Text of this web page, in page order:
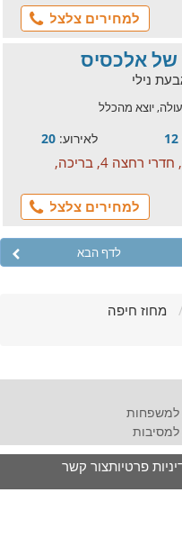
למחירים צלצל
של אלכסיס
נילי
יוצא מהכלל
12 לאירוע: 20
חדרי שינה 5, חדרי רחצה 4, בריכה,
למחירים צלצל
לדף הבא
מחוז חיפה
למשפחות
למסיבות
פרטיותצור קשר